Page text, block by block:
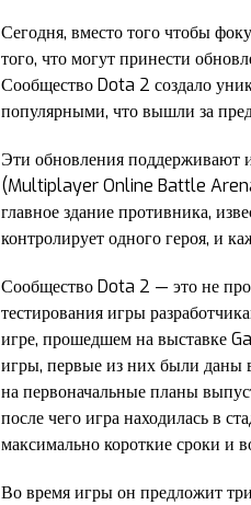
Сегодня, вместо того чтобы
того, что могут принести
Сообщество Dota 2 создало
популярными, что вышли за
Эти обновления поддерживают
(Multiplayer Online Battle
главное здание противника,
контролирует одного героя, и
Сообщество Dota 2 — это не
тестирования игры
игре, прошедшем на выставке
игры, первые из них были даны
на первоначальные планы
после чего игра находилась в
максимально короткие сроки и
Во время игры он предложит